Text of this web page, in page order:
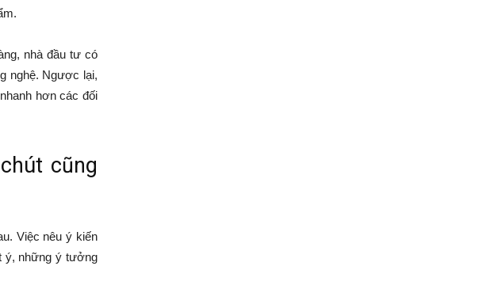
nhà đầu tư có
nghệ. Ngược lại,
hơn các đối
cũng
Việc nêu ý kiến
ý, những ý tưởng